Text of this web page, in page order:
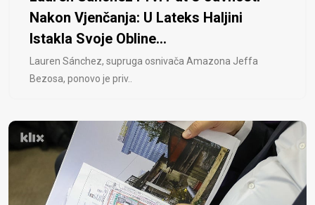
Nakon Vjenčanja: U Lateks Haljini
Istakla Svoje Obline...
Lauren Sánchez, supruga osnivača Amazona Jeffa
Bezosa, ponovo je priv..